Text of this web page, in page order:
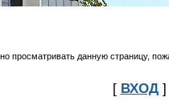
просматривать данную страницу,
[ ВХОД]